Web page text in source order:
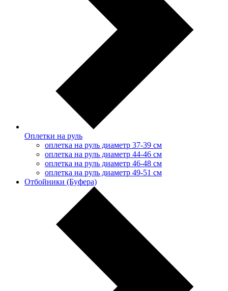
Оплетки на руль
оплетка на руль диаметр 37-39 см
оплетка на руль диаметр 44-46 см
оплетка на руль диаметр 46-48 см
оплетка на руль диаметр 49-51 см
Отбойники (Буфера)